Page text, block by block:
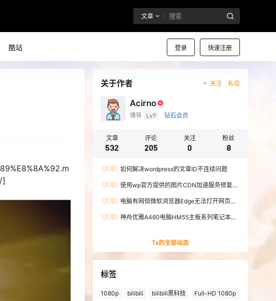
文章
登录 快速注册
酷站
]
关于作者 关注 私信
Acirno
博导 Lv7 钻石会员
文章
532
评论
205
关注
0
粉丝
8
[文章] 如何解决wordpress的文章ID不连续问题
[文章] 使用wp官方提供的图片CDN加速服务修复微
[文章] 电脑有网但微软浏览器Edge无法打开网页的
[文章] 神舟优雅A460电脑HM55主板系列笔记本无
Ta的全部动态
标签
1080p bilibili bilibili黑科技
Full-HD 1080p